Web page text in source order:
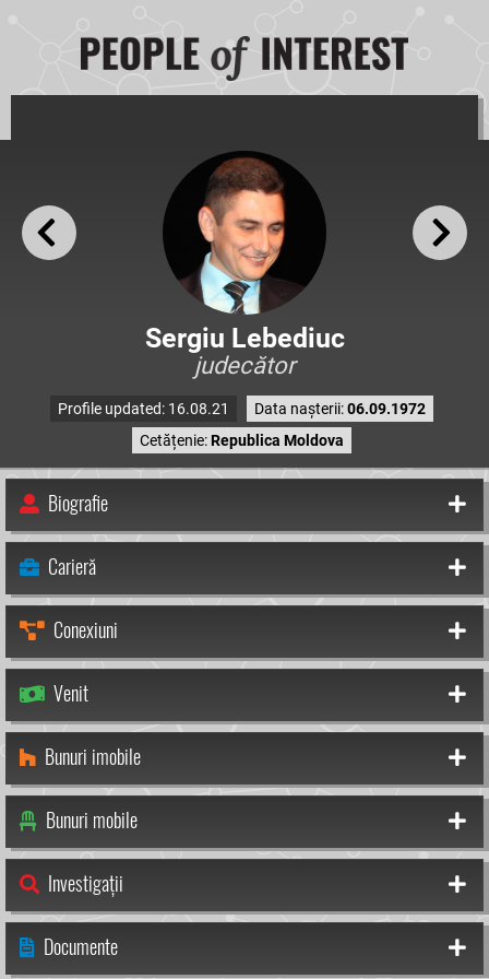
Sergiu Lebediuc
judecător
Profile updated: 16.08.21 Data nașterii:06.09.1972
Cetățenie:Republica Moldova
Biografie
Carieră
Conexiuni
Venit
Bunuri imobile
Bunuri mobile
Investigații
Documente